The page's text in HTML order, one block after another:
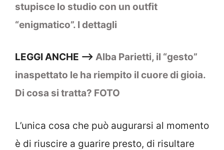
stupisce lo studio con un outfit
“enigmatico”. I dettagli
LEGGI ANCHE –> Alba Parietti, il “gesto”
inaspettato le ha riempito il cuore di gioia.
Di cosa si tratta? FOTO
L’unica cosa che può augurarsi al momento
è di riuscire a guarire presto, di risultare